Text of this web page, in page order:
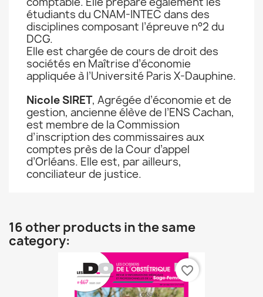
étudiants du CNAM-INTEC dans des
disciplines composant l’épreuve n°2 du
DCG.
Elle est chargée de cours de droit des
sociétés en Maîtrise d’économie
appliquée à l’Université Paris X-Dauphine.
Nicole SIRET, Agrégée d’économie et de
gestion, ancienne élève de l’ENS Cachan,
est membre de la Commission
d’inscription des commissaires aux
comptes près de la Cour d’appel
d’Orléans. Elle est, par ailleurs,
conciliateur de justice.
16 other products in the same
category:
favorite_border